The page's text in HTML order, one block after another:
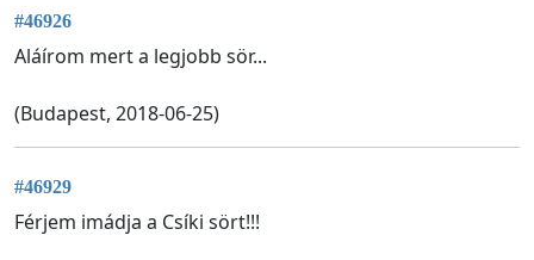
#46926
Aláírom mert a legjobb sör...
(Budapest, 2018-06-25)
#46929
Férjem imádja a Csíki sört!!!